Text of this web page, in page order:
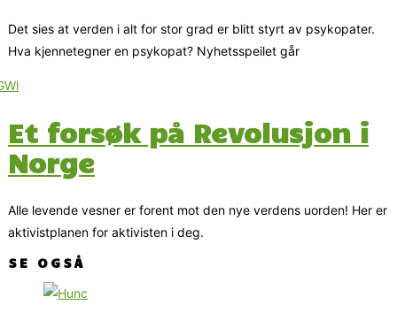
Det sies at verden i alt for stor grad er blitt styrt av psykopater.
Hva kjennetegner en psykopat? Nyhetsspeilet går
Et forsøk på Revolusjon i
Norge
Alle levende vesner er forent mot den nye verdens uorden! Her er
aktivistplanen for aktivisten i deg.
SE OGSÅ